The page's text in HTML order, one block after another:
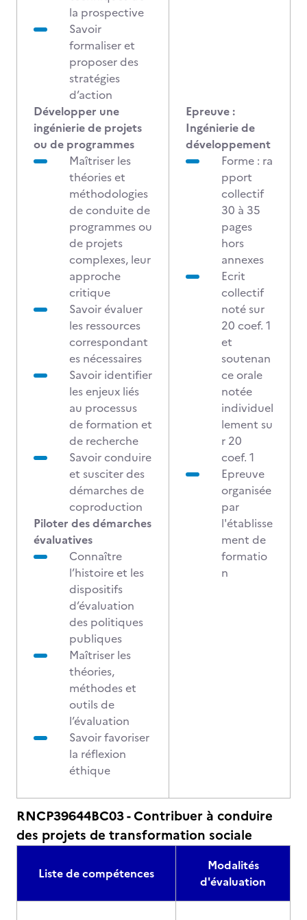
la prospective
Savoir
formaliser et
proposer des
stratégies
d’action
Développer une
ingénierie de projets
ou de programmes
Maîtriser les
théories et
méthodologies
de conduite de
programmes ou
de projets
complexes, leur
approche
critique
Savoir évaluer
les ressources
correspondant
es nécessaires
Savoir identifier
les enjeux liés
au processus
de formation et
de recherche
Savoir conduire
et susciter des
démarches de
coproduction
Piloter des démarches
évaluatives
Connaître
l’histoire et les
dispositifs
d’évaluation
des politiques
publiques
Maîtriser les
théories,
méthodes et
outils de
l’évaluation
Savoir favoriser
la réflexion
éthique
Epreuve :
Ingénierie de
développement
Forme : ra
pport
collectif
30 à 35
pages
hors
annexes
Ecrit
collectif
noté sur
20 coef. 1
et
soutenan
ce orale
notée
individuel
lement su
r 20
coef. 1
Epreuve
organisée
par
l'établisse
ment de
formatio
n
RNCP39644BC03 - Contribuer à conduire
des projets de transformation sociale
Liste de compétences
Modalités
d'évaluation